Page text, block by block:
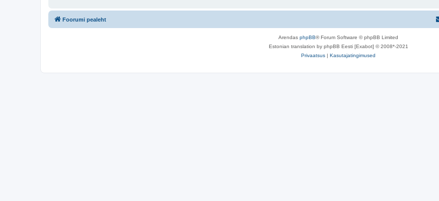
Foorumi pealeht
Arendas phpBB® Forum Software © phpBB Limited
Estonian translation by phpBB Eesti [Exabot] © 2008*-2021
Privaatsus | Kasutajatingimused